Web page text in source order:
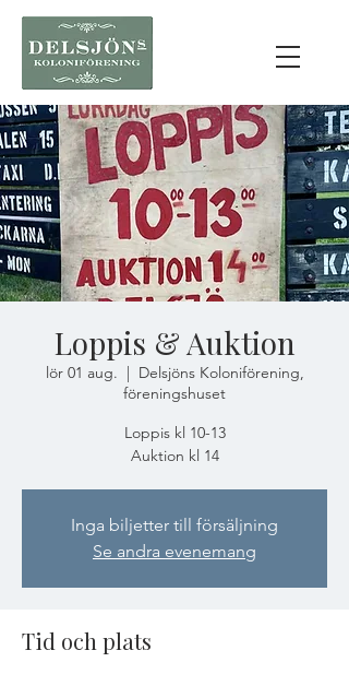
Loppis & Auktion
lör 01 aug.
  |
Delsjöns Koloniförening,
föreningshuset
Loppis kl 10-13
Auktion kl 14
Inga biljetter till försäljning
Se andra evenemang
Tid och plats